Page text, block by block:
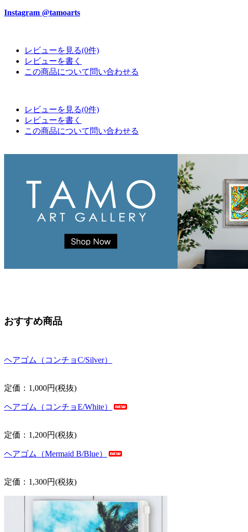
Instagram @tamoarts
レビューを見る(0件)
レビューを書く
この商品について問い合わせる
レビューを見る(0件)
レビューを書く
この商品について問い合わせる
おすすめ商品
ヘアゴム（コンチョC/Silver）
定価：1,000円(税抜)
ヘアゴム（コンチョE/White）
定価：1,200円(税抜)
ヘアゴム（Mermaid B/Blue）
定価：1,300円(税抜)